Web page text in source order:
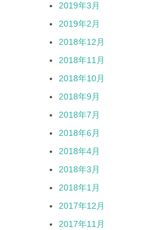
2019年3月
2019年2月
2018年12月
2018年11月
2018年10月
2018年9月
2018年7月
2018年6月
2018年4月
2018年3月
2018年1月
2017年12月
2017年11月